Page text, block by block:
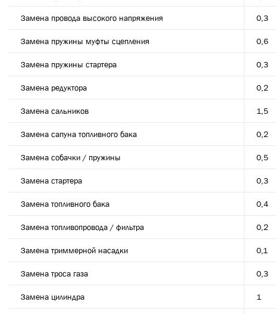
Замена провода высокого напряжения 0,3
Замена пружины муфты сцепления 0,6
Замена пружины стартера 0,3
Замена редуктора 0,2
Замена сальников 1,5
Замена сапуна топливного бака 0,2
Замена собачки / пружины 0,5
Замена стартера 0,3
Замена топливного бака 0,4
Замена топливопровода / фильтра 0,2
Замена триммерной насадки 0,1
Замена троса газа 0,3
Замена цилиндра 1